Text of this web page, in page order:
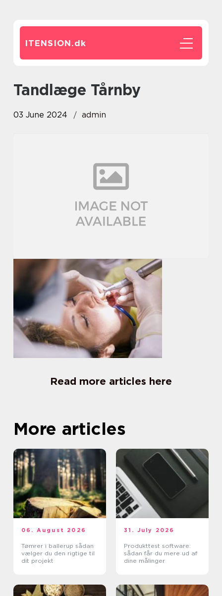
ITENSION.dk
tandlæge Tårnby
03 June 2024 admin
Read more articles here
More articles
06. August 2026
Tømrer i ballerup sådan
vælger du den rigtige til
dit projekt
31. July 2026
Produkttest software:
sådan får du mere ud af
dine målinger